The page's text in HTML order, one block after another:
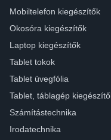
Mobiltelefon kiegészítők
Okosóra kiegészítők
Laptop kiegészítők
Tablet tokok
Tablet üvegfólia
Tablet, táblagép
Számítástechnika
Irodatechnika